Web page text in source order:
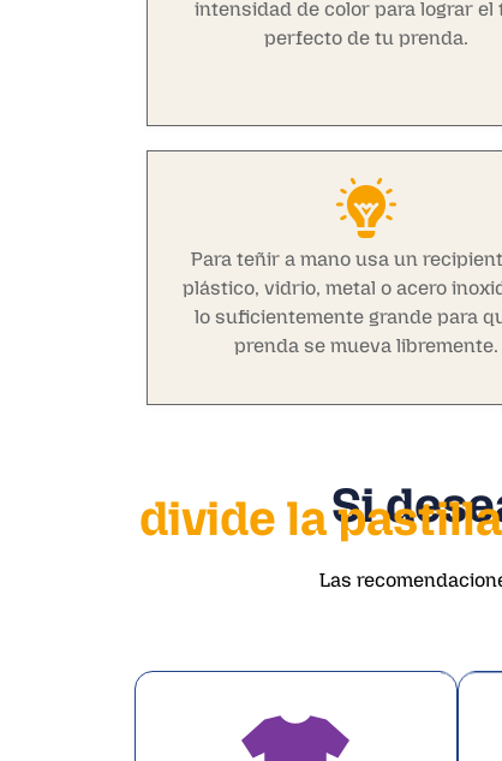
intensidad de color para lograr el
perfecto de tu prenda.
Para teñir a mano usa un
plástico, vidrio, metal o acero
lo suficientemente grande para
prenda se mueva libremente.
Si
divide la
Las